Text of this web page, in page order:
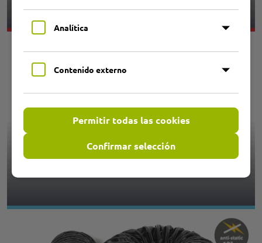
Analítica
Contenido externo
Permitir todas las cookies
Confirmar selección